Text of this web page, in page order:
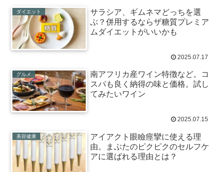
ダイエット
サラシア、ギムネマどっちを選
ぶ？併用するならザ糖質プレミア
ムダイエットがいいかも
2025.07.17
グルメ
南アフリカ産ワイン特徴など。コ
スパも良く納得の味と価格。試し
てみたいワイン
2025.07.15
美容健康
アイアクト眼瞼痙攣に使える理
由。まぶたのピクピクのセルフケ
アに選ばれる理由とは？